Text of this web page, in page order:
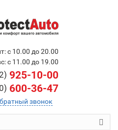
с 10.00 до 20.00
с 11.00 до 19.00
925-10-00
600-36-47
звонок